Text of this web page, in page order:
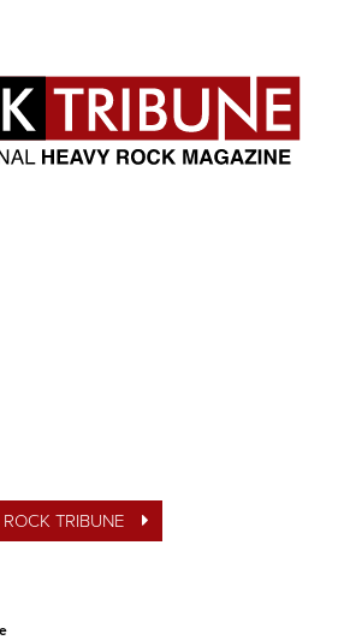
TRIBUNE